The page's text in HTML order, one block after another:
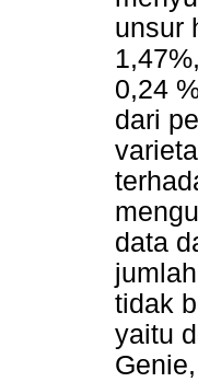
unsur
0,24
dari
data
tidak
yaitu